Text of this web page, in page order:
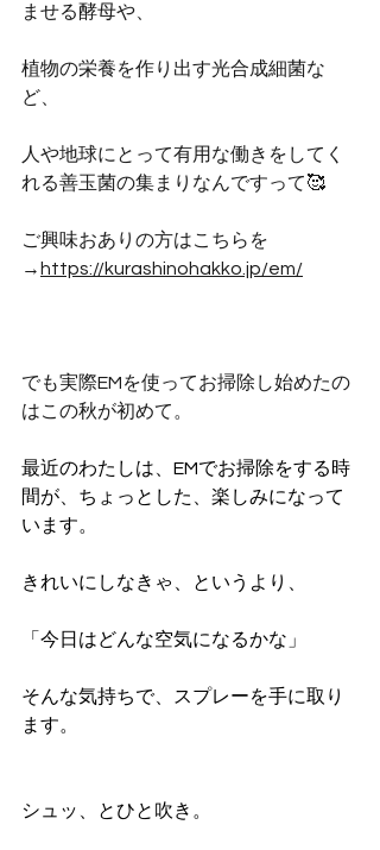
ませる酵母や、
植物の栄養を作り出す光合成細菌な
ど、
人や地球にとって有用な働きをしてく
れる善玉菌の集まりなんですって🥰
ご興味おありの方はこちらを
→ https://kurashinohakko.jp/em/
でも実際EMを使ってお掃除し始めたの
はこの秋が初めて。
最近のわたしは、EMでお掃除をする時
間が、ちょっとした、楽しみになって
います。
きれいにしなきゃ、というより、
「今日はどんな空気になるかな」
そんな気持ちで、スプレーを手に取り
ます。
シュッ、とひと吹き。